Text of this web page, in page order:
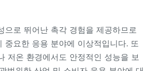
으로 뛰어난 촉각 경험을 제공하므로
중요한 응용 분야에 이상적입니다. 또
저온 환경에서도 안정적인 성능을 보